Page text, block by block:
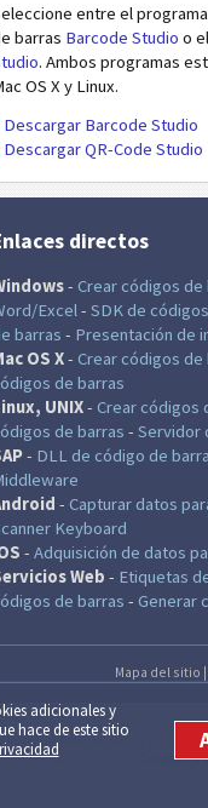
adicionales y
hace de este sitio
entre el
barras Barcode Studio o
. Ambos programas
OS X y Linux.
Descargar Barcode Studio
Descargar QR-Code Studio
directos
- Crear códigos de
Excel- SDK de
barras - Presentación de
OS X- Crear códigos de
de barras
UNIX- Crear códigos
de barras - Servidor
- DLL de código de
- Capturar datos
Keyboard
- Adquisición de datos
Web - Etiquetas
de barras - Generar
Mapa del sitio |
con fines legales y de
escrito de TEC-IT.